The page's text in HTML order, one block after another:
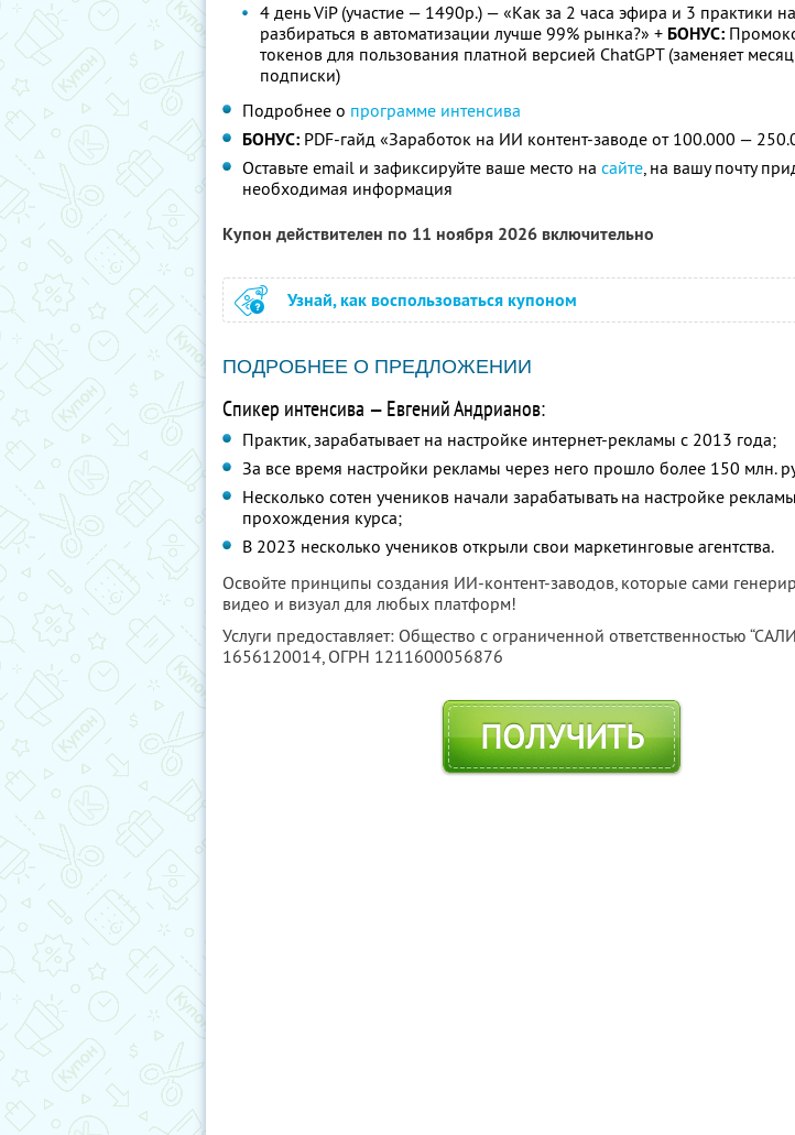
4 день ViP (участие — 1490р.) — «Как за 2 часа эфира и 3 практики
разбираться в автоматизации лучше 99% рынка?» + БОНУС:
токенов для пользования платной версией ChatGPT (заменяет
подписки)
Подробнее о программе интенсива
БОНУС: PDF-гайд «Заработок на ИИ контент-заводе от 100.000 —
Оставьте email и зафиксируйте ваше место на сайте, на вашу почту
необходимая информация
Купон действителен по 11 ноября 2026 включительно
Узнай, как воспользоваться купоном
ПОДРОБНЕЕ О ПРЕДЛОЖЕНИИ
Спикер интенсива — Евгений Андрианов:
Практик, зарабатывает на настройке интернет-рекламы с 2013 года;
За все время настройки рекламы через него прошло более 150 млн.
Несколько сотен учеников начали зарабатывать на настройке
прохождения курса;
В 2023 несколько учеников открыли свои маркетинговые агентства.
Освойте принципы создания ИИ-контент-заводов, которые сами
видео и визуал для любых платформ!
Услуги предоставляет: Общество с ограниченной ответственностью
1656120014, ОГРН 1211600056876
ПОЛУЧИТЬ